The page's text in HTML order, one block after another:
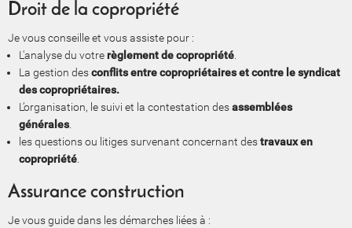
Droit de la copropriété
Je vous conseille et vous assiste pour :
L'analyse du votrerèglement de copropriété
La gestion desconflits entre copropriétaires et contre le syndicat
des copropriétaires.
L’organisation, le suivi et la contestation desassemblées
générales.
les questions ou litiges survenant concernant destravaux en
copropriété
Assurance construction
Je vous guide dans les démarches liées à :